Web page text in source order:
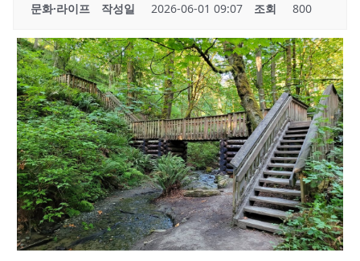
문화·라이프 작성일 2026-06-01 09:07 조회 800